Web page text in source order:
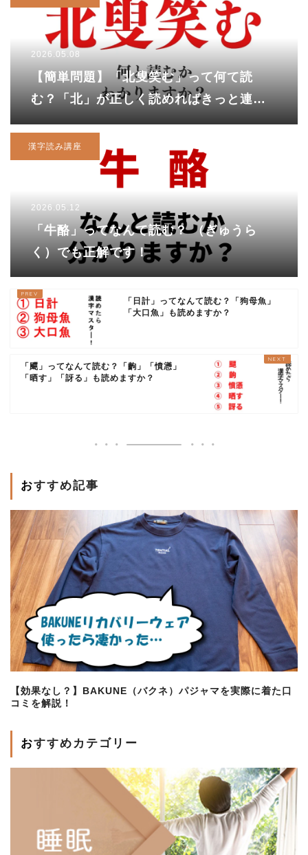
2026.05.08
【簡単問題】「北叟笑む」って何て読
む？「北」が正しく読めればきっと連想
漢字読み講座
2026.05.12
「牛酪」ってなんて読む？ （ぎゅうら
く）でも正解です！
「日計」ってなんて読む？「狗母魚」
「大口魚」も読めますか？
「飃」ってなんて読む？「齣」「憤懣」
「晒す」「訝る」も読めますか？
おすすめ記事
【効果なし？】BAKUNE（バクネ）パジャマを実際に着た口
コミを解説！
おすすめカテゴリー